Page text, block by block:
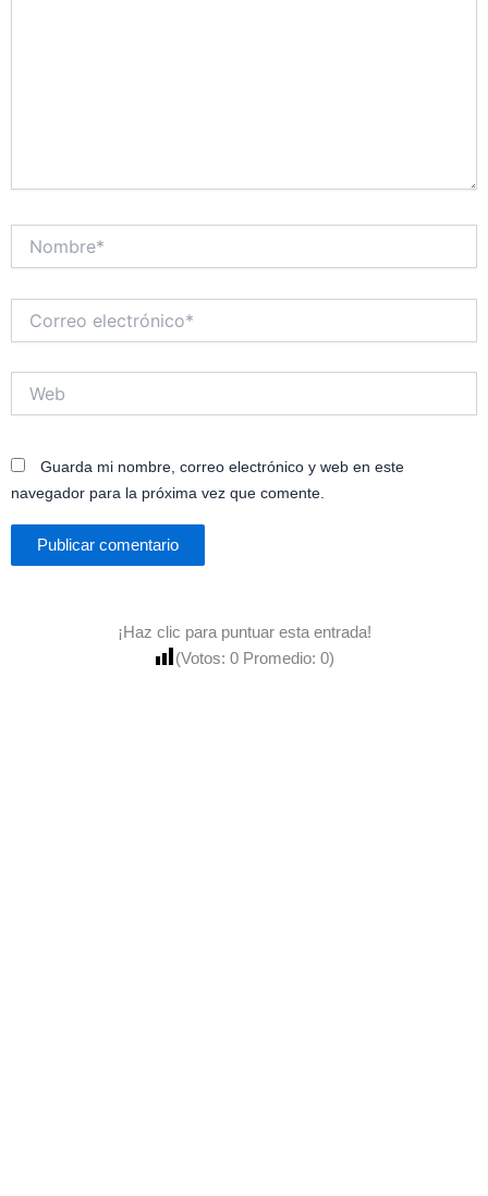
electrónico*
Guarda mi nombre, correo electrónico y web en este
navegador para la próxima vez que comente.
¡Haz clic para puntuar esta entrada!
(Votos: 0 Promedio: 0)